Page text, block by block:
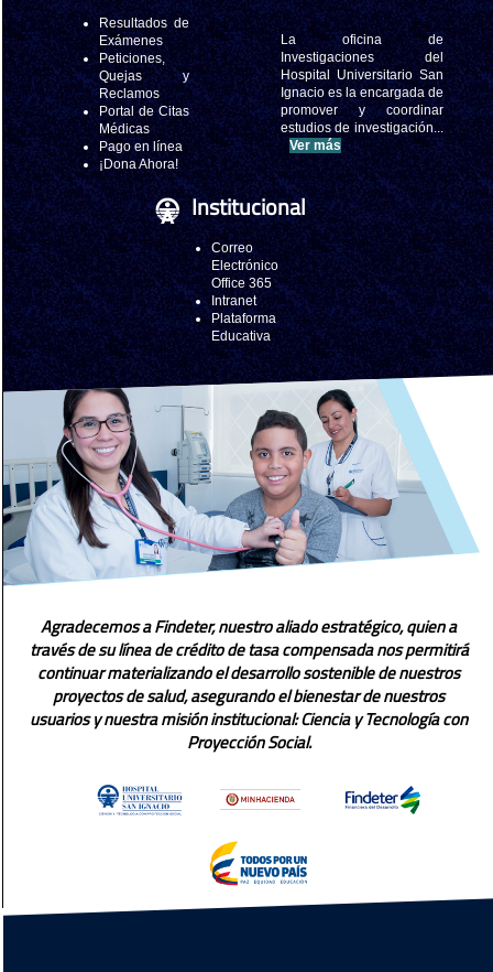
Resultados de
Exámenes
Peticiones,
Quejas y
Reclamos
Portal de Citas
Médicas
Pago en línea
¡Dona Ahora!
La oficina de
Investigaciones del
Hospital Universitario San
Ignacio es la encargada de
promover y coordinar
estudios de investigación...
Ver más
Institucional
Correo
Electrónico
Office 365
Intranet
Plataforma
Educativa
Agradecemos a Findeter, nuestro aliado estratégico, quien a
través de su línea de crédito de tasa compensada nos permitirá
continuar materializando el desarrollo sostenible de nuestros
proyectos de salud, asegurando el bienestar de nuestros
usuarios y nuestra misión institucional: Ciencia y Tecnología con
Proyección Social.